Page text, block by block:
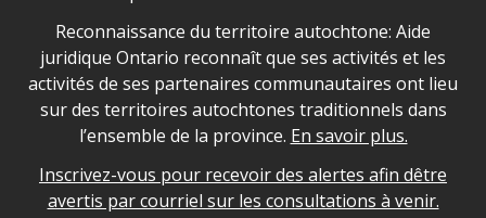
Legal Aid Ontario land acknowledgement
Reconnaissance du territoire autochtone: Aide
juridique Ontario reconnaît que ses activités et les
activités de ses partenaires communautaires ont lieu
sur des territoires autochtones traditionnels dans
l’ensemble de la province. En savoir plus.
Inscrivez-vous pour recevoir des alertes afin dêtre
avertis par courriel sur les consultations à venir.